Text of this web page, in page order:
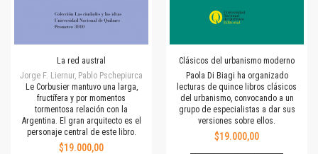
La red austral
Jorge F. Liernur, Pablo Pschepiurca
Le Corbusier mantuvo una larga,
fructífera y por momentos
tormentosa relación con la
Argentina. El gran arquitecto es el
personaje central de este libro.
$19.000,00
Clásicos del urbanismo moderno
Paola Di Biagi ha organizado
lecturas de quince libros clásicos
del urbanismo, convocando a un
grupo de especialistas a dar sus
versiones sobre ellos.
$19.000,00